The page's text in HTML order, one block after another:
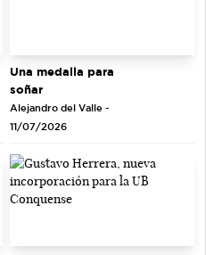
Una medalla para
soñar
Alejandro del Valle -
11/07/2026